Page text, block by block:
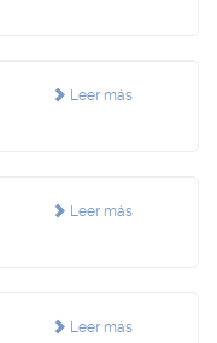
Leer más
Leer más
Leer más